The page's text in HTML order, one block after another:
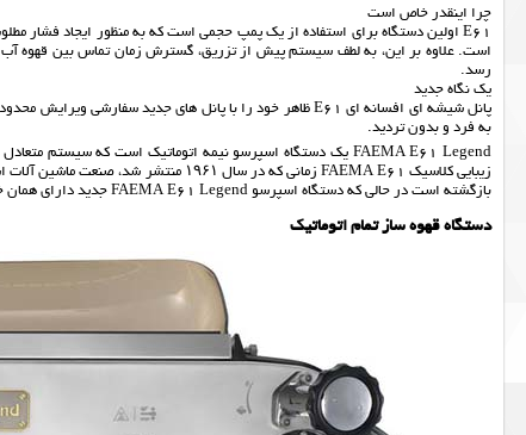
چرا اینقدر خاص است
است. علاوه بر این، به لطف سیستم پیش از تزریق، گسترش زمان تماس بین قهوه
رسد.
یک نگاه جدید
به فرد و بدون تردید.
بازگشته است در حالی که دستگاه اسپرسو FAEMA E61 Legend جدید دارای همان خطوط جذاب ، بی انتها است.
دستگاه قهوه ساز تمام اتوماتیک